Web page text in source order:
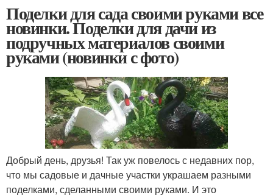
Поделки для сада своими руками все
новинки. Поделки для дачи из
подручных материалов своими
руками (новинки с фото)
Добрый день, друзья! Так уж повелось с недавних пор,
что мы садовые и дачные участки украшаем разными
поделками, сделанными своими руками. И это